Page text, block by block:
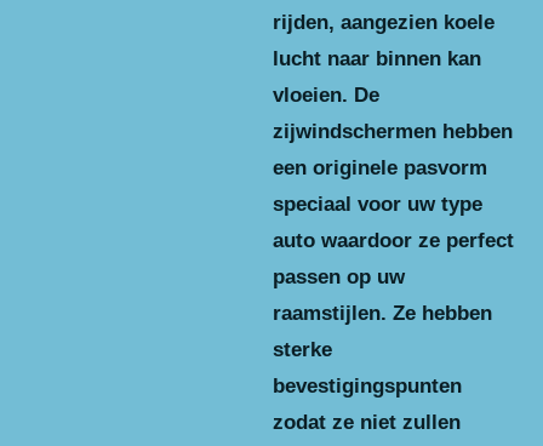
rijden, aangezien koele
lucht naar binnen kan
vloeien. De
zijwindschermen hebben
een originele pasvorm
speciaal voor uw type
auto waardoor ze perfect
passen op uw
raamstijlen. Ze hebben
sterke
bevestigingspunten
zodat ze niet zullen